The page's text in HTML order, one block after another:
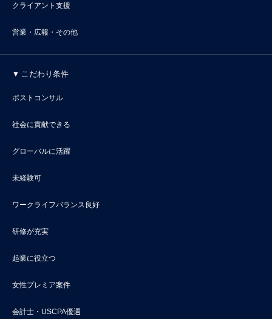
クライアント支援
営業・広報・その他
こだわり条件
ポストコンサル
社会に貢献できる
グローバルに活躍
未経験可
ワークライフバランス良好
研修が充実
起業に役立つ
女性プレミア案件
会計士・USCPA優遇